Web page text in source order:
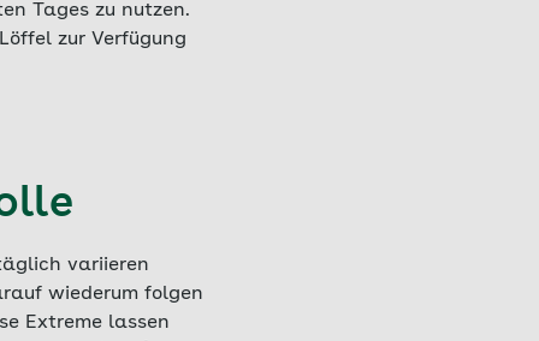
Tages zu nutzen.
zur Verfügung
variieren
wiederum folgen
Extreme lassen